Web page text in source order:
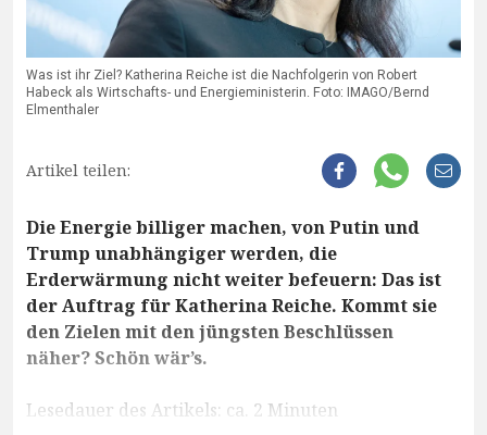
Was ist ihr Ziel? Katherina Reiche ist die Nachfolgerin von Robert
Habeck als Wirtschafts- und Energieministerin. Foto: IMAGO/Bernd
Elmenthaler
Artikel teilen:
Die Energie billiger machen, von Putin und
Trump unabhängiger werden, die
Erderwärmung nicht weiter befeuern: Das ist
der Auftrag für Katherina Reiche. Kommt sie
den Zielen mit den jüngsten Beschlüssen
näher? Schön wär’s.
Lesedauer des Artikels: ca. 2 Minuten